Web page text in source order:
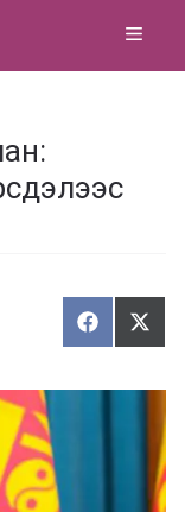
Х
у
а
Т
ү
э